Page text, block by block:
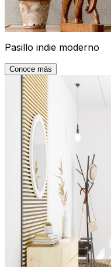
Pasillo indie moderno
Conoce más